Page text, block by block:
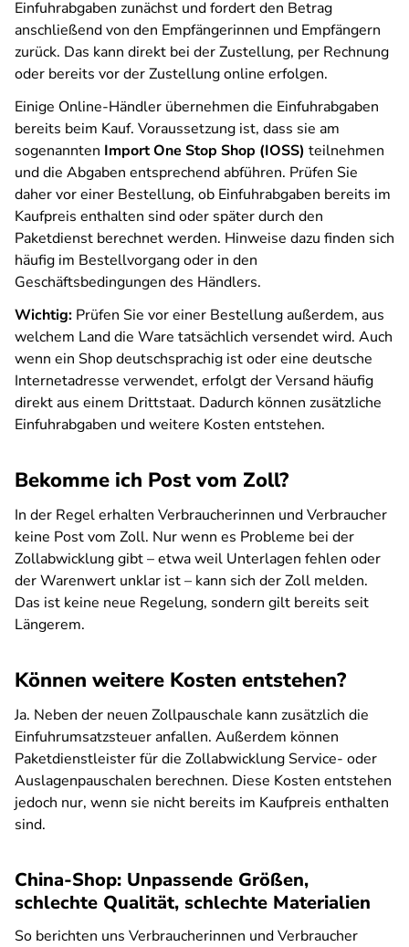
Einfuhrabgaben zunächst und fordert den Betrag
anschließend von den Empfängerinnen und Empfängern
zurück. Das kann direkt bei der Zustellung, per Rechnung
oder bereits vor der Zustellung online erfolgen.
Einige Online-Händler übernehmen die Einfuhrabgaben
bereits beim Kauf. Voraussetzung ist, dass sie am
sogenannten Import One Stop Shop (IOSS) teilnehmen
und die Abgaben entsprechend abführen. Prüfen Sie
daher vor einer Bestellung, ob Einfuhrabgaben bereits im
Kaufpreis enthalten sind oder später durch den
Paketdienst berechnet werden. Hinweise dazu finden sich
häufig im Bestellvorgang oder in den
Geschäftsbedingungen des Händlers.
Wichtig: Prüfen Sie vor einer Bestellung außerdem, aus
welchem Land die Ware tatsächlich versendet wird. Auch
wenn ein Shop deutschsprachig ist oder eine deutsche
Internetadresse verwendet, erfolgt der Versand häufig
direkt aus einem Drittstaat. Dadurch können zusätzliche
Einfuhrabgaben und weitere Kosten entstehen.
Bekomme ich Post vom Zoll?
In der Regel erhalten Verbraucherinnen und Verbraucher
keine Post vom Zoll. Nur wenn es Probleme bei der
Zollabwicklung gibt – etwa weil Unterlagen fehlen oder
der Warenwert unklar ist – kann sich der Zoll melden.
Das ist keine neue Regelung, sondern gilt bereits seit
Längerem.
Können weitere Kosten entstehen?
Ja. Neben der neuen Zollpauschale kann zusätzlich die
Einfuhrumsatzsteuer anfallen. Außerdem können
Paketdienstleister für die Zollabwicklung Service- oder
Auslagenpauschalen berechnen. Diese Kosten entstehen
jedoch nur, wenn sie nicht bereits im Kaufpreis enthalten
sind.
China-Shop: Unpassende Größen,
schlechte Qualität, schlechte Materialien
So berichten uns Verbraucherinnen und Verbraucher